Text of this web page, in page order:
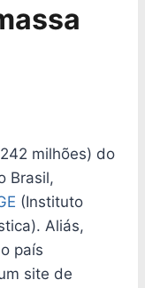
milhões) do
Brasil,
(Instituto
Aliás,
país
site de